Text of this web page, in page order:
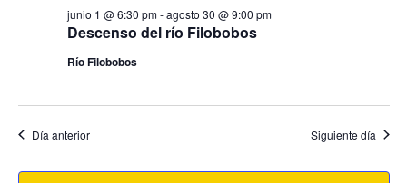
o
s
Descenso del río Filobobos
junio 1 @ 6:30 pm-agosto 30 @ 9:00 pm
Río Filobobos
Día anterior Siguiente día